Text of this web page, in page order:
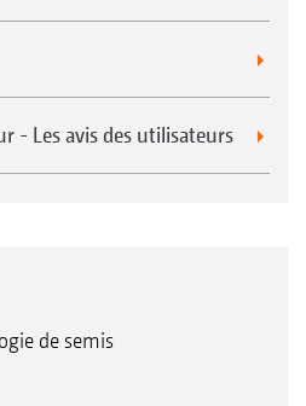
- Les avis des utilisateurs
de semis